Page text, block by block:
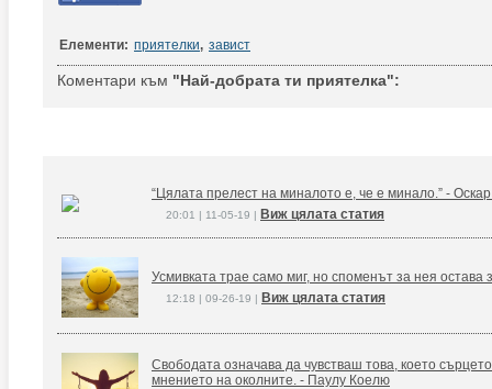
Елементи: приятелки, завист
Коментари към "Най-добрата ти приятелка":
“Цялата прелест на миналото е, че е минало.” -
20:01 | 11-05-19 | Виж цялата статия
Усмивката трае само миг, но споменът за нея остава
12:18 | 09-26-19 | Виж цялата статия
Свободата означава да чувстваш това, което
мнението на околните. - Паулу Коелю